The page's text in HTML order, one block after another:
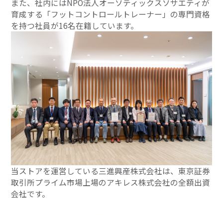
また、社内にはNPO法人オーソティックスソサエティが
育成する「フットコントロールトレーナー」の専門資格
を持つ社員が16名在籍しています。
当ストアを運営している三進興産株式会社は、東京証券
取引所プライム市場上場のアキレス株式会社の全額出資
会社です。